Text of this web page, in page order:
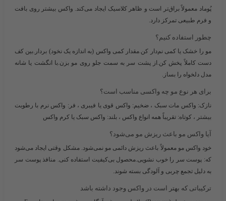
پُوماد معمولاً براق‌تر است و ظاهر کلاسیک ایجاد می‌کند. واکس بیشتر روی بافت
و فرم طبیعی تمرکز دارد.
چطور استفاده کنیم؟
مو را خشک یا کمی نم‌دار کن.مقدار کمی واکس (به اندازه یک نخود) بردار.بین کف
دست کاملاً پخش کن.از پشت سر به سمت جلو روی مو بزن.با انگشت یا شانه
مدل دلخواه را بساز.
برای هر نوع مو چه واکسی مناسب است؟
نازک: واکس مات سبک ، ضخیم: واکس قوی یا فیبری ، فر: واکس نرم با رطوبت
بیشتر ، کوتاه: تقریباً همه انواع واکس ، بلند: واکس سبک یا کرم واکس
آیا واکس مو باعث ریزش مو می‌شود؟
خود واکس مو معمولاً باعث ریزش دائمی مو نمی‌شود. مشکل وقتی ایجاد می‌شود
که: پوست سر را خوب نشویی.محصول بی‌کیفیت استفاده کنی. منافذ پوست سر
به دلیل تجمع چربی و آلودگی بسته شوند.
ترکیباتی که بهتر است در واکس وجود داشته باشد